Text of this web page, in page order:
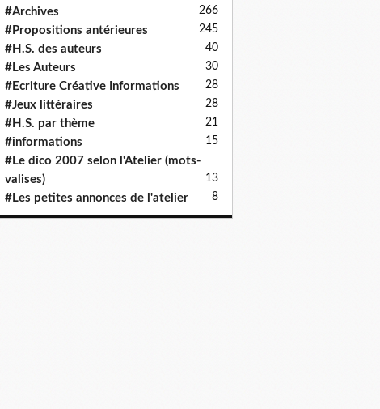
#Archives 266
#Propositions antérieures 245
#H.S. des auteurs 40
#Les Auteurs 30
#Ecriture Créative Informations 28
#Jeux littéraires 28
#H.S. par thème 21
#informations 15
#Le dico 2007 selon l'Atelier (mots-
valises)
13
#Les petites annonces de l'atelier 8